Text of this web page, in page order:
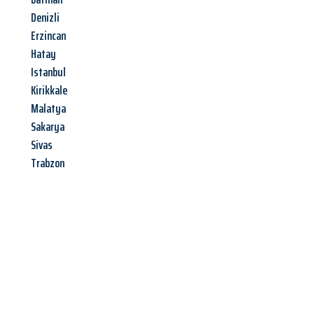
Denizli
Erzincan
Hatay
Istanbul
Kirikkale
Malatya
Sakarya
Sivas
Trabzon